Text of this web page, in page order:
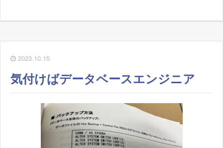
2023.10.15
気付けばデータベースエンジニア